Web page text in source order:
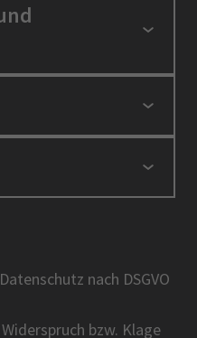
nach DSGVO
bzw. Klage